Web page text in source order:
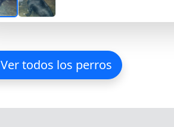
Ver todos los perros